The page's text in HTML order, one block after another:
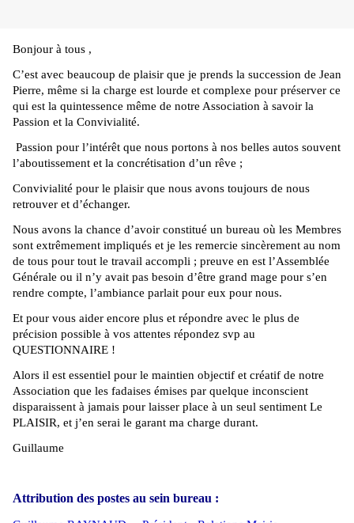
Bonjour à tous ,
C’est avec beaucoup de plaisir que je prends la succession de Jean
Pierre, même si la charge est lourde et complexe pour préserver ce
qui est la quintessence même de notre Association à savoir la
Passion et la Convivialité.
Passion pour l’intérêt que nous portons à nos belles autos souvent
l’aboutissement et la concrétisation d’un rêve ;
Convivialité pour le plaisir que nous avons toujours de nous
retrouver et d’échanger.
Nous avons la chance d’avoir constitué un bureau où les Membres
sont extrêmement impliqués et je les remercie sincèrement au nom
de tous pour tout le travail accompli ; preuve en est l’Assemblée
Générale ou il n’y avait pas besoin d’être grand mage pour s’en
rendre compte, l’ambiance parlait pour eux pour nous.
Et pour vous aider encore plus et répondre avec le plus de
précision possible à vos attentes répondez svp au
QUESTIONNAIRE !
Alors il est essentiel pour le maintien objectif et créatif de notre
Association que les fadaises émises par quelque inconscient
disparaissent à jamais pour laisser place à un seul sentiment Le
PLAISIR, et j’en serai le garant ma charge durant.
Guillaume
Attribution des postes au sein bureau :